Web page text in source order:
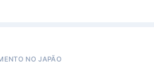
NO JAPÃO